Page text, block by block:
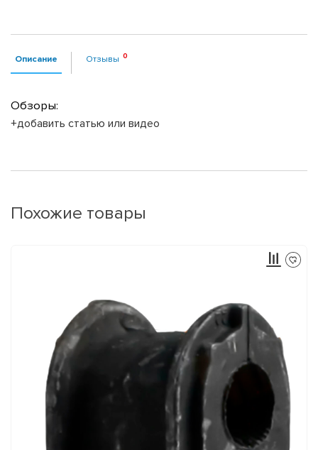
Описание Отзывы
Обзоры:
+добавить статью или видео
Похожие товары